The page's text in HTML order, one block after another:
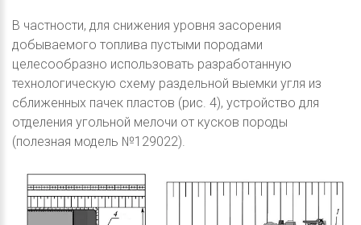
В частности, для снижения уровня засорения
добываемого топлива пустыми породами
целесообразно использовать разработанную
технологическую схему раздельной выемки угля из
сближенных пачек пластов (рис. 4), устройство для
отделения угольной мелочи от кусков породы
(полезная модель №129022).